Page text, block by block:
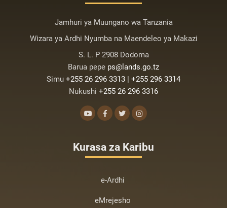
Jamhuri ya Muungano wa Tanzania
Wizara ya Ardhi Nyumba na Maendeleo ya Makazi
S. L. P 2908 Dodoma
Barua pepe ps@lands.go.tz
Simu +255 26 296 3313 | +255 296 3314
Nukushi +255 26 296 3316
Kurasa za Karibu
e-Ardhi
eMrejesho